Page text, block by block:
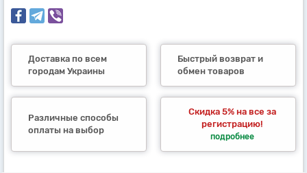
Доставка по всем
городам Украины
Быстрый возврат и
обмен товаров
Различные способы
оплаты на выбор
Скидка 5% на все за
регистрацию!
подробнее